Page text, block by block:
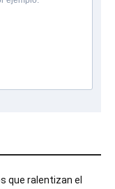
que ralentizan el